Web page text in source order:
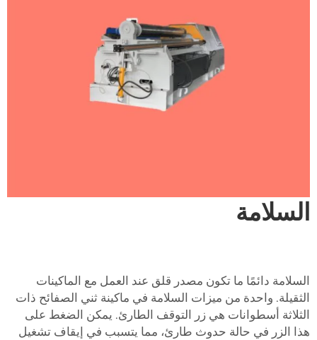
السلامة
السلامة دائمًا ما تكون مصدر قلق عند العمل مع الماكينات
الثقيلة. واحدة من ميزات السلامة في ماكينة ثني الصفائح ذات
الثلاثة أسطوانات هي زر التوقف الطارئ. يمكن الضغط على
هذا الزر في حالة حدوث طارئ، مما يتسبب في إيقاف تشغيل